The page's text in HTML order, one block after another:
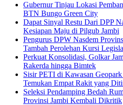
Gubernur Tinjau Lokasi
BTN Bungo Green City
Dapat Sinyal Restu Dari DPP
Kesiapan Maju di Pilgub Jambi
Pengurus DPW Nasdem
Tambah Perolehan Kursi
Perkuat Konsolidasi, Golkar
Rakerda hingga Bimtek
Sisir PETI di Kawasan
Temukan Empat Rakit yang
Seleksi Pendamping Bedah
Provinsi Jambi Kembali Dikritik